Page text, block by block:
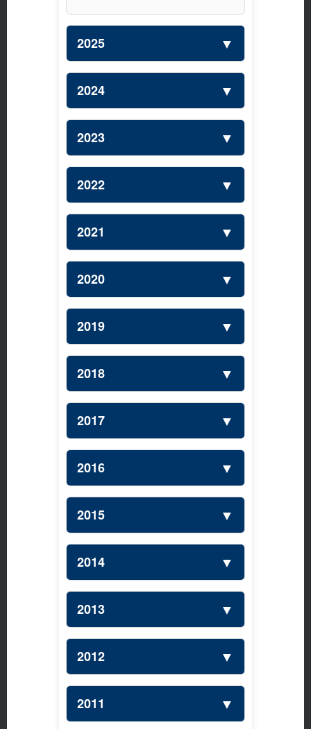
2025 ▼
2024 ▼
2023 ▼
2022 ▼
2021 ▼
2020 ▼
2019 ▼
2018 ▼
2017 ▼
2016 ▼
2015 ▼
2014 ▼
2013 ▼
2012 ▼
2011 ▼